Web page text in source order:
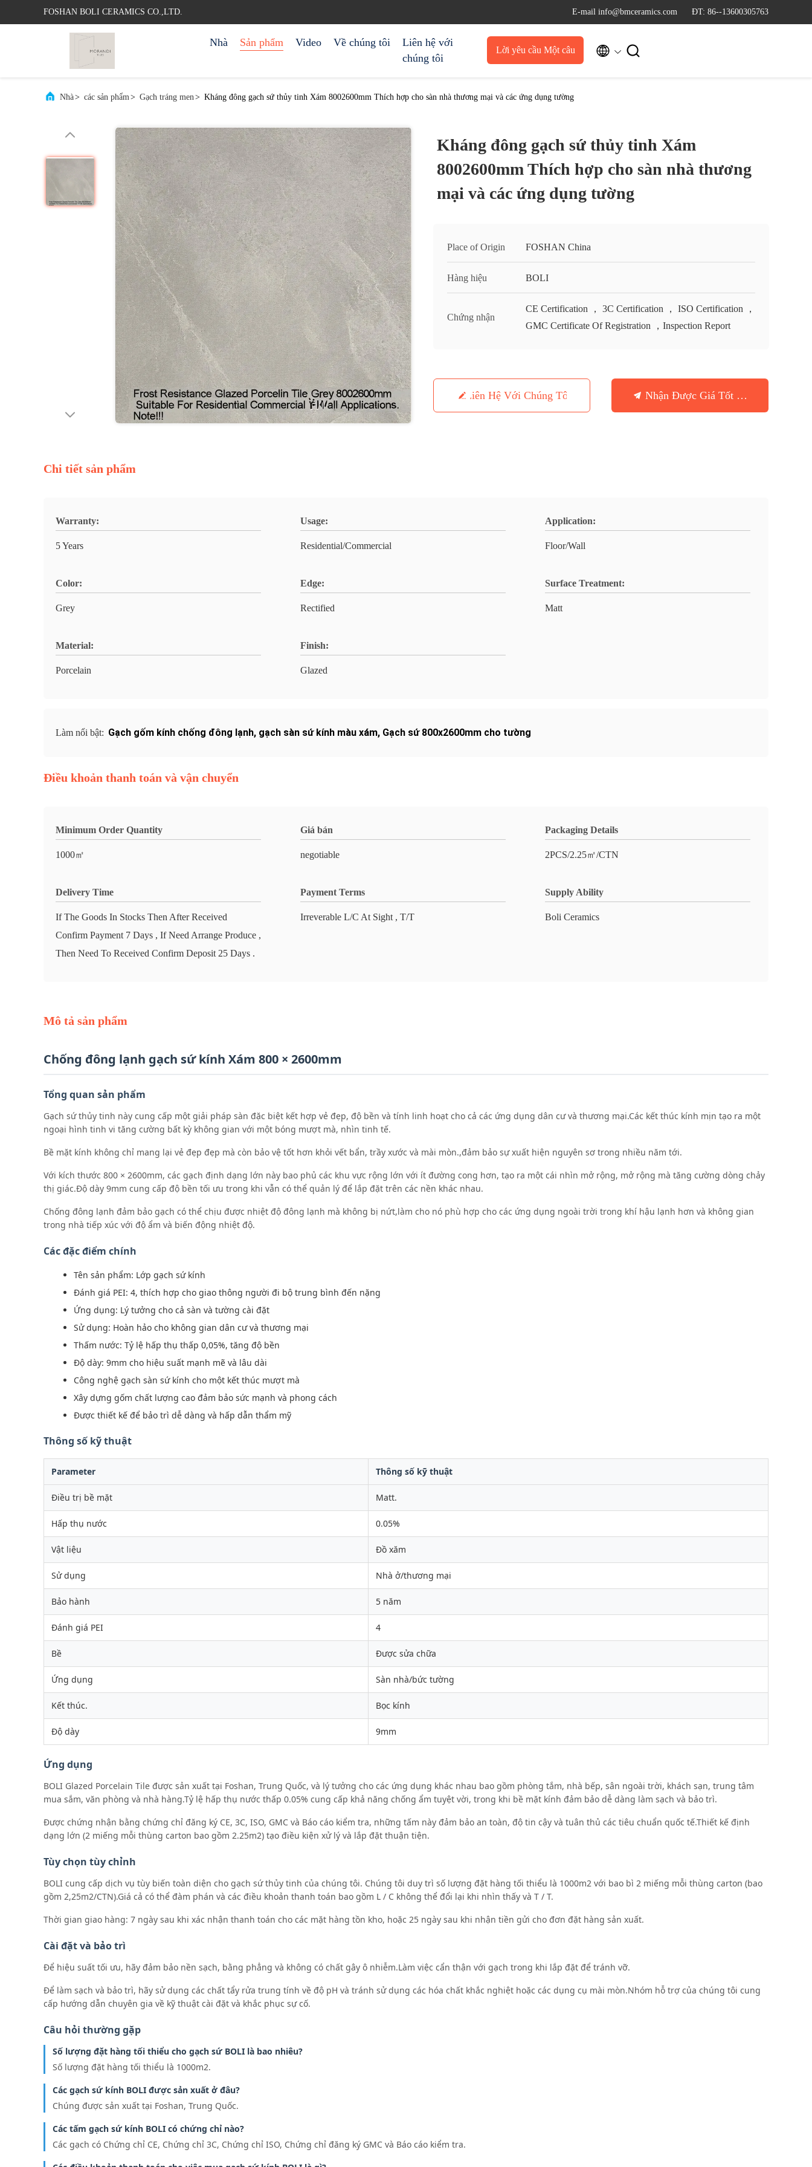
FOSHAN BOLI CERAMICS CO.,LTD. E-mail info@bmceramics.com ĐT: 86--13600305763
Nhà Sản phẩm Video Về chúng tôi
Liên hệ với
chúng tôi
Lời yêu cầu Một câu  
Nhà> các sản phẩm> Gạch tráng men> Kháng đông gạch sứ thủy tinh Xám 8002600mm Thích hợp cho sàn nhà thương mại và các ứng dụng tường
Kháng đông gạch sứ thủy tinh Xám
8002600mm Thích hợp cho sàn nhà thương
mại và các ứng dụng tường
Place of Origin FOSHAN China
Hàng hiệu BOLI
Chứng nhận
CE Certification ， 3C Certification ， ISO Certification ，
GMC Certificate Of Registration ，Inspection Report
Liên Hệ Với Chúng Tôi Nhận Được Giá Tốt Nhất
Chi tiết sản phẩm
Warranty:
5 Years
Usage:
Residential/Commercial
Application:
Floor/Wall
Color:
Grey
Edge:
Rectified
Surface Treatment:
Matt
Material:
Porcelain
Finish:
Glazed
Làm nổi bật: Gạch gốm kính chống đông lạnh, gạch sàn sứ kính màu xám, Gạch sứ 800x2600mm cho tường
Điều khoản thanh toán và vận chuyển
Minimum Order Quantity
1000㎡
Giá bán
negotiable
Packaging Details
2PCS/2.25㎡/CTN
Delivery Time
If The Goods In Stocks Then After Received
Confirm Payment 7 Days , If Need Arrange Produce ,
Then Need To Received Confirm Deposit 25 Days .
Payment Terms
Irreverable L/C At Sight , T/T
Supply Ability
Boli Ceramics
Mô tả sản phẩm
Chống đông lạnh gạch sứ kính Xám 800 × 2600mm
Tổng quan sản phẩm
Gạch sứ thủy tinh này cung cấp một giải pháp sàn đặc biệt kết hợp vẻ đẹp, độ bền và tính linh hoạt cho cả các ứng dụng dân cư và thương mại.Các kết thúc kính mịn tạo ra một
ngoại hình tinh vi tăng cường bất kỳ không gian với một bóng mượt mà, nhìn tinh tế.
Bề mặt kính không chỉ mang lại vẻ đẹp đẹp mà còn bảo vệ tốt hơn khỏi vết bẩn, trầy xước và mài mòn.,đảm bảo sự xuất hiện nguyên sơ trong nhiều năm tới.
Với kích thước 800 × 2600mm, các gạch định dạng lớn này bao phủ các khu vực rộng lớn với ít đường cong hơn, tạo ra một cái nhìn mở rộng, mở rộng mà tăng cường dòng chảy
thị giác.Độ dày 9mm cung cấp độ bền tối ưu trong khi vẫn có thể quản lý để lắp đặt trên các nền khác nhau.
Chống đông lạnh đảm bảo gạch có thể chịu được nhiệt độ đông lạnh mà không bị nứt,làm cho nó phù hợp cho các ứng dụng ngoài trời trong khí hậu lạnh hơn và không gian
trong nhà tiếp xúc với độ ẩm và biến động nhiệt độ.
Các đặc điểm chính
Tên sản phẩm: Lớp gạch sứ kính
Đánh giá PEI: 4, thích hợp cho giao thông người đi bộ trung bình đến nặng
Ứng dụng: Lý tưởng cho cả sàn và tường cài đặt
Sử dụng: Hoàn hảo cho không gian dân cư và thương mại
Thấm nước: Tỷ lệ hấp thụ thấp 0,05%, tăng độ bền
Độ dày: 9mm cho hiệu suất mạnh mẽ và lâu dài
Công nghệ gạch sàn sứ kính cho một kết thúc mượt mà
Xây dựng gốm chất lượng cao đảm bảo sức mạnh và phong cách
Được thiết kế để bảo trì dễ dàng và hấp dẫn thẩm mỹ
Thông số kỹ thuật
Parameter Thông số kỹ thuật
Điều trị bề mặt Matt.
Hấp thụ nước 0.05%
Vật liệu Đồ xăm
Sử dụng Nhà ở/thương mại
Bảo hành 5 năm
Đánh giá PEI 4
Bề Được sửa chữa
Ứng dụng Sàn nhà/bức tường
Kết thúc. Bọc kính
Độ dày 9mm
Ứng dụng
BOLI Glazed Porcelain Tile được sản xuất tại Foshan, Trung Quốc, và lý tưởng cho các ứng dụng khác nhau bao gồm phòng tắm, nhà bếp, sân ngoài trời, khách sạn, trung tâm
mua sắm, văn phòng và nhà hàng.Tỷ lệ hấp thụ nước thấp 0.05% cung cấp khả năng chống ẩm tuyệt vời, trong khi bề mặt kính đảm bảo dễ dàng làm sạch và bảo trì.
Được chứng nhận bằng chứng chỉ đăng ký CE, 3C, ISO, GMC và Báo cáo kiểm tra, những tấm này đảm bảo an toàn, độ tin cậy và tuân thủ các tiêu chuẩn quốc tế.Thiết kế định
dạng lớn (2 miếng mỗi thùng carton bao gồm 2.25m2) tạo điều kiện xử lý và lắp đặt thuận tiện.
Tùy chọn tùy chỉnh
BOLI cung cấp dịch vụ tùy biến toàn diện cho gạch sứ thủy tinh của chúng tôi. Chúng tôi duy trì số lượng đặt hàng tối thiểu là 1000m2 với bao bì 2 miếng mỗi thùng carton (bao
gồm 2,25m2/CTN).Giá cả có thể đàm phán và các điều khoản thanh toán bao gồm L / C không thể đổi lại khi nhìn thấy và T / T.
Thời gian giao hàng: 7 ngày sau khi xác nhận thanh toán cho các mặt hàng tồn kho, hoặc 25 ngày sau khi nhận tiền gửi cho đơn đặt hàng sản xuất.
Cài đặt và bảo trì
Để hiệu suất tối ưu, hãy đảm bảo nền sạch, bằng phẳng và không có chất gây ô nhiễm.Làm việc cẩn thận với gạch trong khi lắp đặt để tránh vỡ.
Để làm sạch và bảo trì, hãy sử dụng các chất tẩy rửa trung tính về độ pH và tránh sử dụng các hóa chất khắc nghiệt hoặc các dụng cụ mài mòn.Nhóm hỗ trợ của chúng tôi cung
cấp hướng dẫn chuyên gia về kỹ thuật cài đặt và khắc phục sự cố.
Câu hỏi thường gặp
Số lượng đặt hàng tối thiểu cho gạch sứ BOLI là bao nhiêu?
Số lượng đặt hàng tối thiểu là 1000m2.
Các gạch sứ kính BOLI được sản xuất ở đâu?
Chúng được sản xuất tại Foshan, Trung Quốc.
Các tấm gạch sứ kính BOLI có chứng chỉ nào?
Các gạch có Chứng chỉ CE, Chứng chỉ 3C, Chứng chỉ ISO, Chứng chỉ đăng ký GMC và Báo cáo kiểm tra.